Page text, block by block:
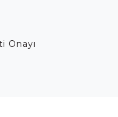
Onayı